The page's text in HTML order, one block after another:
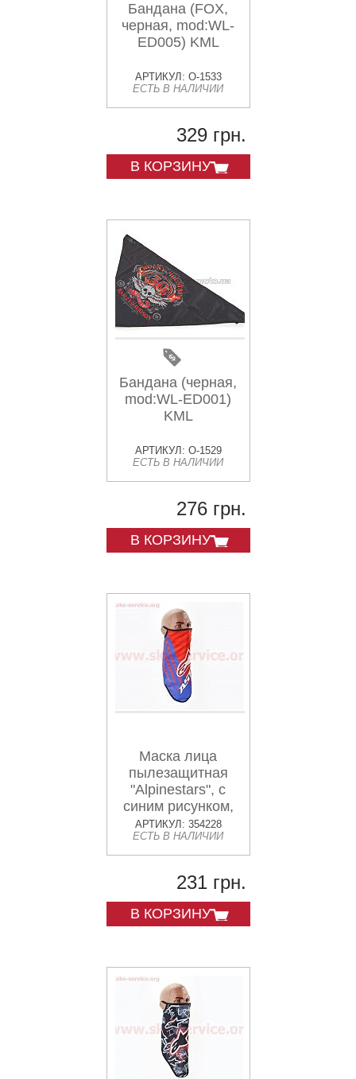
Бандана (FOX,
черная, mod:WL-
ED005) KML
АРТИКУЛ: O-1533
ЕСТЬ В НАЛИЧИИ
329 грн.
В КОРЗИНУ
Бандана (черная,
mod:WL-ED001)
KML
АРТИКУЛ: O-1529
ЕСТЬ В НАЛИЧИИ
276 грн.
В КОРЗИНУ
Маска лица
пылезащитная
"Alpinestars", с
синим рисунком,
GE-87
АРТИКУЛ: 354228
ЕСТЬ В НАЛИЧИИ
231 грн.
В КОРЗИНУ